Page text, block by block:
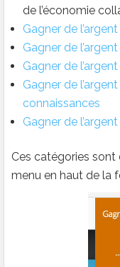
de l’économie
Gagner de
Gagner de
Gagner de
Gagner de
connaissances
Gagner de
Ces catégories
menu en haut de la